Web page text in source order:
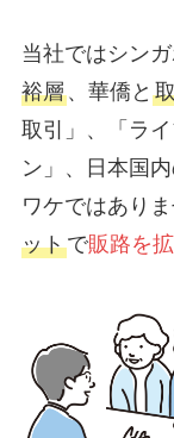
当社ではシン
裕層、華僑と
取引」、「ラ
ン」、日本国
ワケではあり
ットで販路を